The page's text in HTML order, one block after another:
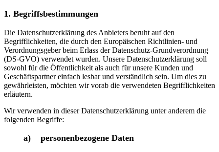
1. Begriffsbestimmungen
Die Datenschutzerklärung des Anbieters beruht auf den
Begrifflichkeiten, die durch den Europäischen Richtlinien- und
Verordnungsgeber beim Erlass der Datenschutz-Grundverordnung
(DS-GVO) verwendet wurden. Unsere Datenschutzerklärung soll
sowohl für die Öffentlichkeit als auch für unsere Kunden und
Geschäftspartner einfach lesbar und verständlich sein. Um dies zu
gewährleisten, möchten wir vorab die verwendeten Begrifflichkeiten
erläutern.
Wir verwenden in dieser Datenschutzerklärung unter anderem die
folgenden Begriffe:
a) personenbezogene Daten